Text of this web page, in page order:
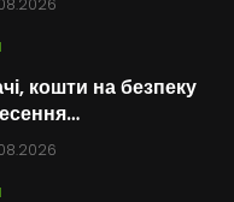
кошти на безпеку